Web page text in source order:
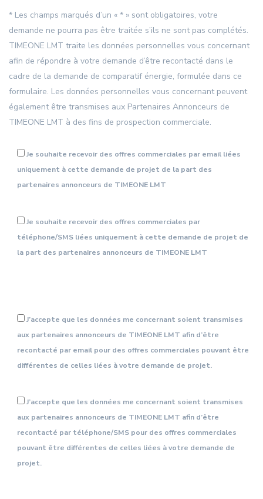
* Les champs marqués d’un « * » sont obligatoires, votre
demande ne pourra pas être traitée s’ils ne sont pas complétés.
TIMEONE LMT traite les données personnelles vous concernant
afin de répondre à votre demande d’être recontacté dans le
cadre de la demande de comparatif énergie, formulée dans ce
formulaire. Les données personnelles vous concernant peuvent
également être transmises aux Partenaires Annonceurs de
TIMEONE LMT à des fins de prospection commerciale.
Je souhaite recevoir des offres commerciales par email liées
uniquement à cette demande de projet de la part des
partenaires annonceurs de TIMEONE LMT
Je souhaite recevoir des offres commerciales par
téléphone/SMS liées uniquement à cette demande de projet de
la part des partenaires annonceurs de TIMEONE LMT
J’accepte que les données me concernant soient transmises
aux partenaires annonceurs de TIMEONE LMT afin d’être
recontacté par email pour des offres commerciales pouvant être
différentes de celles liées à votre demande de projet.
J’accepte que les données me concernant soient transmises
aux partenaires annonceurs de TIMEONE LMT afin d’être
recontacté par téléphone/SMS pour des offres commerciales
pouvant être différentes de celles liées à votre demande de
projet.